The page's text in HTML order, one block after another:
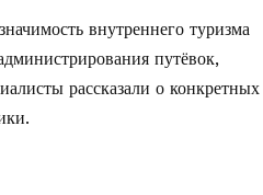
внутреннего туризма
путёвок,
рассказали о конкретных